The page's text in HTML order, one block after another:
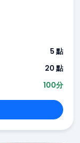
5 點
20 點
100分